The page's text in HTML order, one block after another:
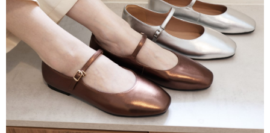
是否繳費成功／繳費後需取消欲退款等相關疑問，請聯繫「AFTEE先享後付
客戶支援中心」https://netprotections.freshdesk.com/support/home
１．透過由恩沛科技股份有限公司提供之「AFTEE先享後付」服務完成之交
易，需依本服務之必要範圍內提供個人資料，並將交易相關給付款項請求債
權轉讓予恩沛科技股份有限公司。
２．關於個人資料處理事宜，請瀏覽以下網址：
https://aftee.tw/terms/#terms3
３．未成年的使用者請事先徵得法定代理人或監護人之同意方可使用
「AFTEE先享後付」，若未經同意申辦者引起之損失，本公司不負相關責
任。
每筆NT$60，滿NT$800(含以上)免運費
宅配
每筆NT$60，滿NT$800(含以上)免運費
外島宅配
每筆NT$255